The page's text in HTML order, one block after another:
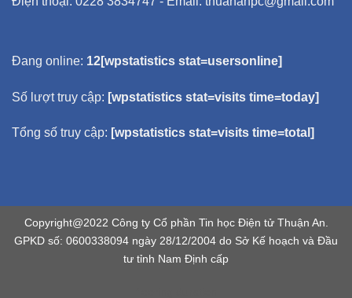
Đang online: 12[wpstatistics stat=usersonline]
Số lượt truy cập: [wpstatistics stat=visits time=today]
Tổng số truy cập: [wpstatistics stat=visits time=total]
Copyright@2022 Công ty Cổ phần Tin học Điện tử Thuận An.
GPKD số: 0600338094 ngày 28/12/2004 do Sở Kế hoạch và Đầu
tư tỉnh Nam Định cấp